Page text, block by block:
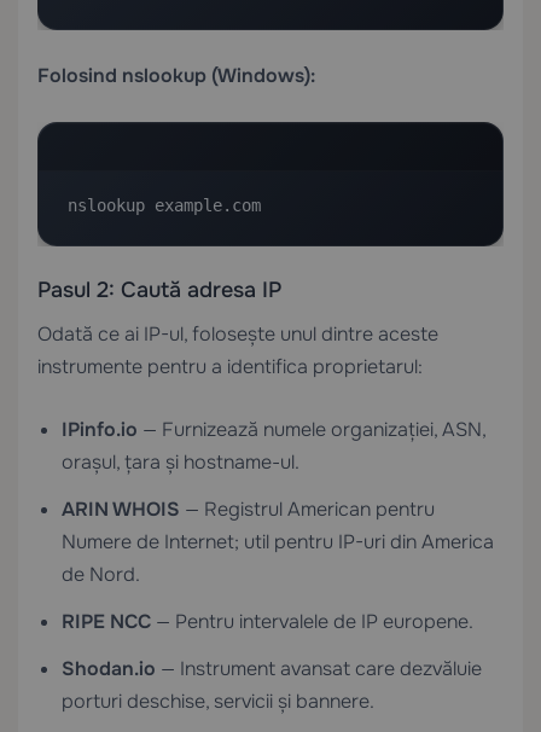
Folosind nslookup (Windows):
nslookup example.com
Pasul 2: Caută adresa IP
Odată ce ai IP-ul, folosește unul dintre aceste
instrumente pentru a identifica proprietarul:
IPinfo.io — Furnizează numele organizației, ASN,
orașul, țara și hostname-ul.
ARIN WHOIS — Registrul American pentru
Numere de Internet; util pentru IP-uri din America
de Nord.
RIPE NCC — Pentru intervalele de IP europene.
Shodan.io — Instrument avansat care dezvăluie
porturi deschise, servicii și bannere.